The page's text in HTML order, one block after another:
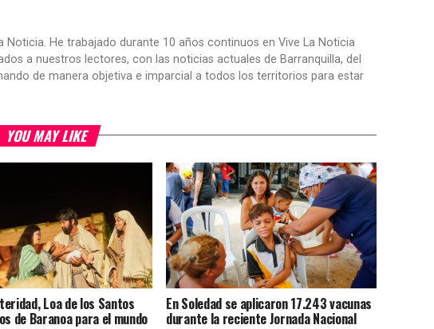
Noticia. He trabajado durante 10 años continuos en Vive La Noticia
a nuestros lectores, con las noticias actuales de Barranquilla, del
de manera objetiva e imparcial a todos los territorios para estar
YOU MAY LIKE
Loa de los Santos
de Baranoa para el mundo
En Soledad se aplicaron 17.243 vacunas
durante la reciente Jornada Nacional